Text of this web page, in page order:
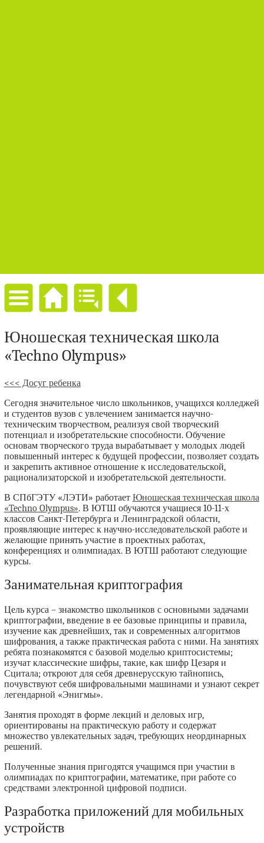
Юношеская техническая школа
«Techno Olympus»
<<< Досуг ребенка
Сегодня значительное число школьников, учащихся колледжей
и студентов вузов с увлечением занимается научно-
техническим творчеством, реализуя свой творческий
потенциал и изобретательские способности. Обучение
основам творческого труда вырабатывает у молодых людей
повышенный интерес к будущей профессии, позволяет создать
и закрепить активное отношение к исследовательской,
рационализаторской и изобретательской деятельности.
В СПбГЭТУ «ЛЭТИ» работает Юношеская техническая школа
«Techno Olympus». В ЮТШ обучаются учащиеся 10-11-х
классов Санкт-Петербурга и Ленинградской области,
проявляющие интерес к научно-исследовательской работе и
желающие принять участие в проектных работах,
конференциях и олимпиадах. В ЮТШ работают следующие
курсы.
Занимательная криптография
Цель курса – знакомство школьников с основными задачами
криптографии, введение в ее базовые принципы и правила,
изучение как древнейших, так и современных алгоритмов
шифрования, а также практическая работа с ними. На занятиях
ребята познакомятся с базовой моделью криптосистемы;
изучат классические шифры, такие, как шифр Цезаря и
Сцитала; откроют для себя древнерусскую тайнопись,
почувствуют себя шифровальными машинами и узнают секрет
легендарной «Энигмы».
Занятия проходят в форме лекций и деловых игр,
ориентированы на практическую работу и содержат
множество увлекательных задач, требующих неординарных
решений.
Полученные знания пригодятся учащимся при участии в
олимпиадах по криптографии, математике, при работе со
средствами электронной цифровой подписи.
Разработка приложений для мобильных
устройств